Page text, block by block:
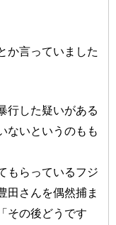
か言っていました
行した疑いがある
ないというのもも
もらっているフジ
田さんを偶然捕ま
その後どうです